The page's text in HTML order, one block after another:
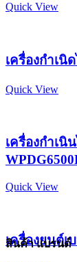
Quick View
เครื่องกำเนิ
Quick View
เครื่องกำเนิ
Quick View
เครื่องยนต์เ
สินค้า แบรนด์